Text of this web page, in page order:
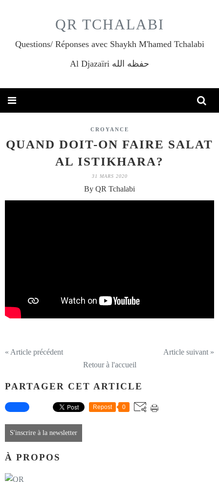
QR TCHALABI
Questions/ Réponses avec Shaykh M'hamed Tchalabi
Al Djazaïri حفظه الله
CROYANCE
QUAND DOIT-ON FAIRE SALAT
AL ISTIKHARA?
31 MARS 2020
By QR Tchalabi
« Article précédent
Article suivant »
Retour à l'accueil
PARTAGER CET ARTICLE
Repost 0
S'inscrire à la newsletter
À PROPOS